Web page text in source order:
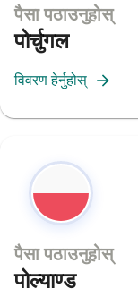
पैसा पठाउनुहोस्
पोर्चुगल
विवरण हेर्नुहोस्
पैसा पठाउनुहोस्
पोल्याण्ड